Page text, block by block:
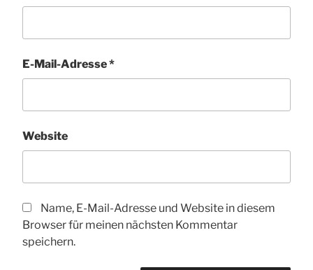
E-Mail-Adresse*
Website
Name, E-Mail-Adresse und Website in diesem
Browser für meinen nächsten Kommentar
speichern.